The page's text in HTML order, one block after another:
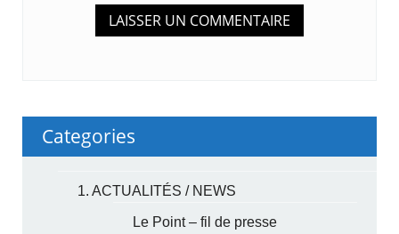
Categories
1. ACTUALITÉS / NEWS
Le Point – fil de presse